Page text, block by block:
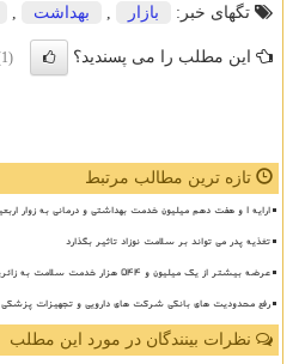
تگهای خبر:
بازار , بهداشت ,
این مطلب را می پسندید؟ (1)
تازه ترین مطالب مرتبط
ارایه ۱ و هفت دهم میلیون خدمت بهداشتی و درمانی به زوار اربعین
تغذیه پدر می تواند بر سلامت نوزاد تاثیر بگذارد
عرضه بیشتر از یک میلیون و ۵۴۴ هزار خدمت سلامت به زائرین اربعین
رفع محدودیت های بانکی شرکت های دارویی و تجهیزات پزشکی
نظرات بینندگان در مورد این مطلب